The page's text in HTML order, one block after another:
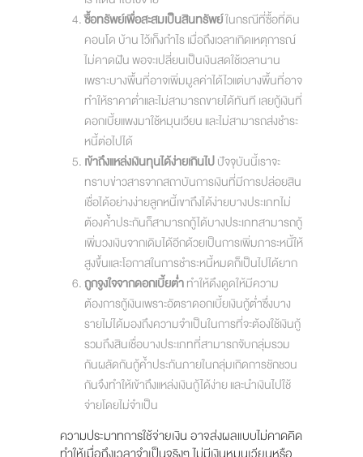
ซื้อทรัพย์เพื่อสะสมเป็นสินทรัพย์ในกรณีที่ซื้อที่ดิน
คอนโด บ้าน ไว้เก็งกำไร เมื่อถึงเวลาเกิดเหตุการณ์
ไม่คาดฝัน พอจะเปลี่ยนเป็นเงินสดใช้เวลานาน
เพราะบางพื้นที่อาจเพิ่มมูลค่าได้ไวแต่บางพื้นที่อาจ
ทำให้ราคาต่ำและไม่สามารถขายได้ทันที เลยกู้เงินที่
ดอกเบี้ยแพงมาใช้หมุนเวียน และไม่สามารถส่งชำระ
หนี้ต่อไปได้
เข้าถึงแหล่งเงินทุนได้ง่ายเกินไปปัจจุบันนี้เราจะ
ทราบข่าวสารจากสถาบันการเงินที่มีการปล่อยสิน
เชื่อได้อย่างง่ายลูกหนี้เขาถึงได้ง่ายบางประเภทไม่
ต้องค้ำประกันก็สามารถกู้ได้บางประเภทสามารถกู้
เพิ่มวงเงินจากเดิมได้อีกด้วยเป็นการเพิ่มภาระหนี้ให้
สูงขึ้นและโอกาสในการชำระหนี้หมดก็เป็นไปได้ยาก
ถูกจูงใจจากดอกเบี้ยต่ำทำให้ดึงดูดให้มีความ
ต้องการกู้เงินเพราะอัตราดอกเบี้ยเงินกู้ต่ำซึ่งบาง
รายไม่ได้มองถึงความจำเป็นในการที่จะต้องใช้เงินกู้
รวมถึงสินเชื่อบางประเภทที่สามารถจับกลุ่มรวม
กันผลัดกันกู้ค้ำประกันภายในกลุ่มเกิดการชักชวน
กันจึงทำให้เข้าถึงแหล่งเงินกู้ได้ง่าย และนำเงินไปใช้
จ่ายโดยไม่จำเป็น
ความประมาทการใช้จ่ายเงิน อาจส่งผลแบบไม่คาดคิด